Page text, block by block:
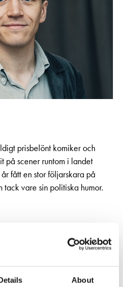
About
prisbelönt komiker och
på scener runtom i landet
fått en stor följarskara på
tack vare sin politiska humor.